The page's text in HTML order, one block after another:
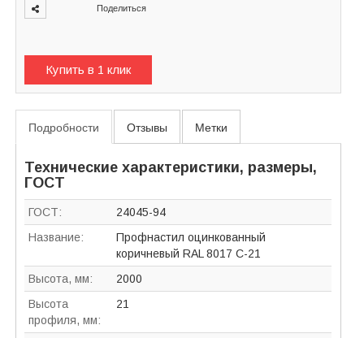
Поделиться
Купить в 1 клик
Подробности Отзывы Метки
Технические характеристики, размеры,
ГОСТ
ГОСТ:
24045-94
Название:
Профнастил оцинкованный
коричневый RAL 8017 C-21
Высота, мм:
2000
Высота
профиля, мм:
21